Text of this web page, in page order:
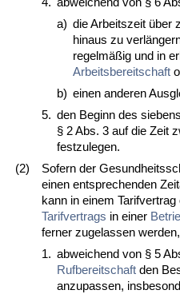
a) die Arbeitszeit über
hinaus zu
regelmäßig und in
Arbeitsbereitschaft
b) einen anderen
5. den Beginn des
§ 2 Abs. 3 auf die Zeit
festzulegen.
(2)
Sofern der
einen entsprechenden
kann in einem
Tarifvertrags in einer
ferner zugelassen werden,
1. abweichend von § 5
Rufbereitschaft den
anzupassen,